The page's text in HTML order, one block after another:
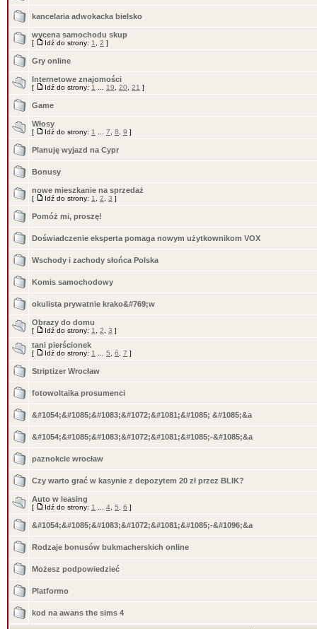
kancelaria adwokacka bielsko
wycena samochodu skup
[ Idź do strony: 1 2 ]
Gry online
Internetowe znajomości
[ Idź do strony: 1 19 20 21 ]
Game
Włosy
[ Idź do strony: 1 7 8 9 ]
Planuję wyjazd na Cypr
Bonusy
nowe mieszkanie na sprzedaż
[ Idź do strony: 1 2 3 ]
Pomóż mi, proszę!
Doświadczenie eksperta pomaga nowym użytkownikom VOX
Wschody i zachody słońca Polska
Komis samochodowy
okulista prywatnie krako&#769;w
Obrazy do domu
[ Idź do strony: 1 2 3 ]
tani pierścionek
[ Idź do strony: 1 5 6 7 ]
Striptizer Wrocław
fotowoltaika prosumenci
&#1054;&#1085;&#1083;&#1072;&#1081;&#1085; &#1085;&a
&#1054;&#1085;&#1083;&#1072;&#1081;&#1085;-&#1085;&a
paznokcie wrocław
Czy warto grać w kasynie z depozytem 20 zł przez BLIK?
Auto w leasing
[ Idź do strony: 1 4 5 6 ]
&#1054;&#1085;&#1083;&#1072;&#1081;&#1085;-&#1096;&a
Rodzaje bonusów bukmacherskich online
Możesz podpowiedzieć
Platformo
kod na awans the sims 4